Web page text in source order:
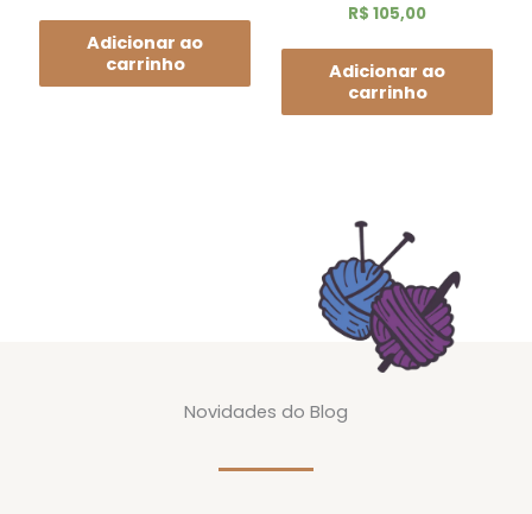
Adicionar ao
carrinho
R$ 105,00
Adicionar ao
carrinho
Novidades do Blog